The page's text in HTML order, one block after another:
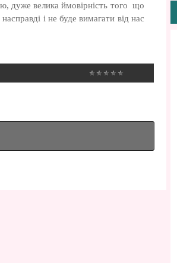
дуже велика ймовірність того що
і не буде вимагати від нас